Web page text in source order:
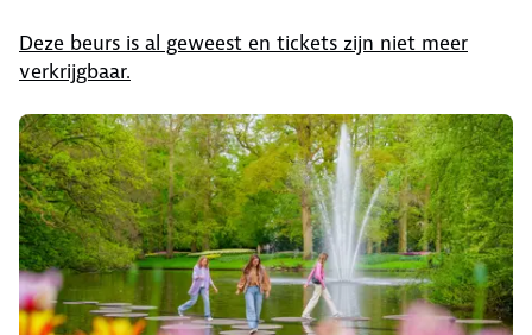
Deze beurs is al geweest en tickets zijn niet meer
verkrijgbaar.